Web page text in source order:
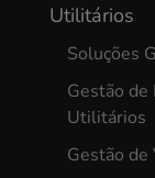
Utilitários
Soluções
Gestão de
Utilitários
Gestão